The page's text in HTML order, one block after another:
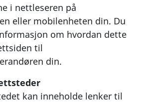
i nettleseren på
eller mobilenheten din. Du
om hvordan dette
til
din.
kan inneholde lenker til